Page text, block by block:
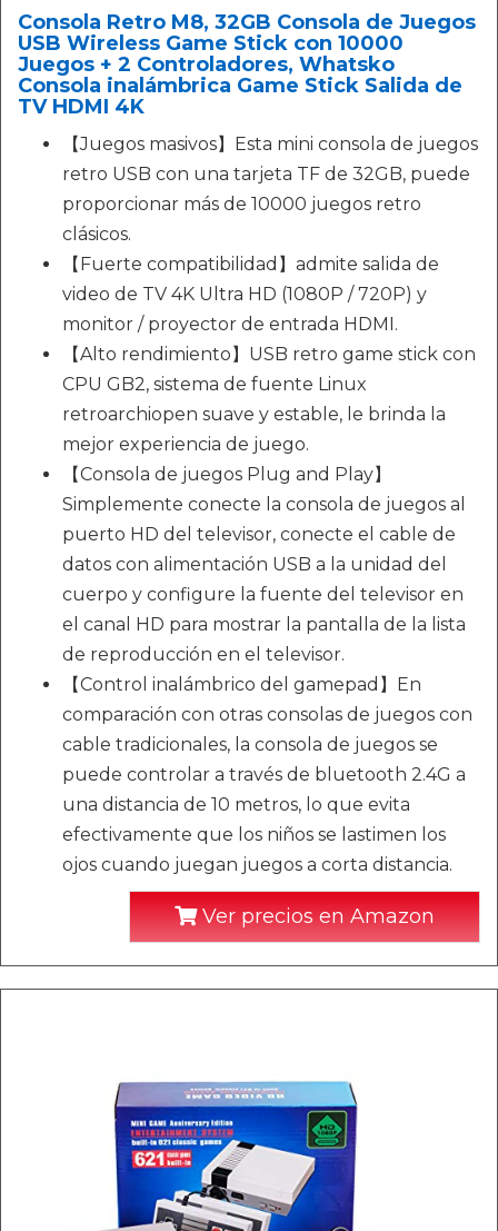
Consola Retro M8, 32GB Consola de Juegos
USB Wireless Game Stick con 10000
Juegos + 2 Controladores, Whatsko
Consola inalámbrica Game Stick Salida de
TV HDMI 4K
【Juegos masivos】Esta mini consola de juegos
retro USB con una tarjeta TF de 32GB, puede
proporcionar más de 10000 juegos retro
clásicos.
【Fuerte compatibilidad】admite salida de
video de TV 4K Ultra HD (1080P / 720P) y
monitor / proyector de entrada HDMI.
【Alto rendimiento】USB retro game stick con
CPU GB2, sistema de fuente Linux
retroarchiopen suave y estable, le brinda la
mejor experiencia de juego.
【Consola de juegos Plug and Play】
Simplemente conecte la consola de juegos al
puerto HD del televisor, conecte el cable de
datos con alimentación USB a la unidad del
cuerpo y configure la fuente del televisor en
el canal HD para mostrar la pantalla de la lista
de reproducción en el televisor.
【Control inalámbrico del gamepad】En
comparación con otras consolas de juegos con
cable tradicionales, la consola de juegos se
puede controlar a través de bluetooth 2.4G a
una distancia de 10 metros, lo que evita
efectivamente que los niños se lastimen los
ojos cuando juegan juegos a corta distancia.
Ver precios en Amazon